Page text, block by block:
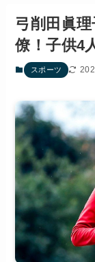
弓削田眞
僚！子供4
スポーツ